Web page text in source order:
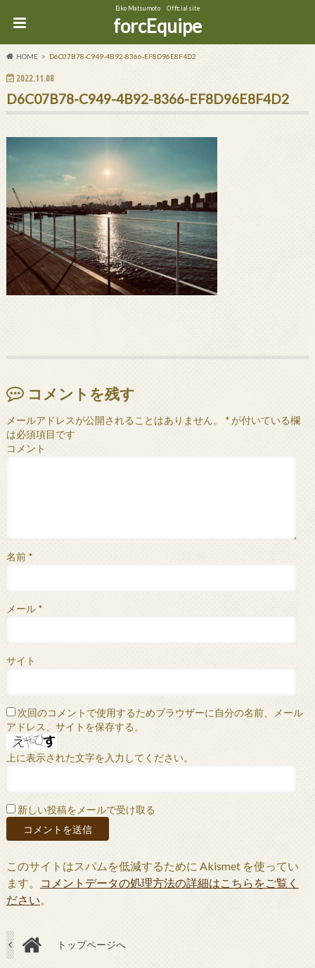
Eiko Matsumoto Official site
forcEquipe
HOME D6C07B78-C949-4B92-8366-EF8D96E8F4D2
2022.11.08
D6C07B78-C949-4B92-8366-EF8D96E8F4D2
コメントを残す
メールアドレスが公開されることはありません。 *が付いている欄
は必須項目です
コメント
名前 *
メール *
サイト
次回のコメントで使用するためブラウザーに自分の名前、メール
アドレス、サイトを保存する。
上に表示された文字を入力してください。
新しい投稿をメールで受け取る
このサイトはスパムを低減するために Akismet を使ってい
ます。
コメントデータの処理方法の詳細はこちらをご覧く
ださい。
トップページへ